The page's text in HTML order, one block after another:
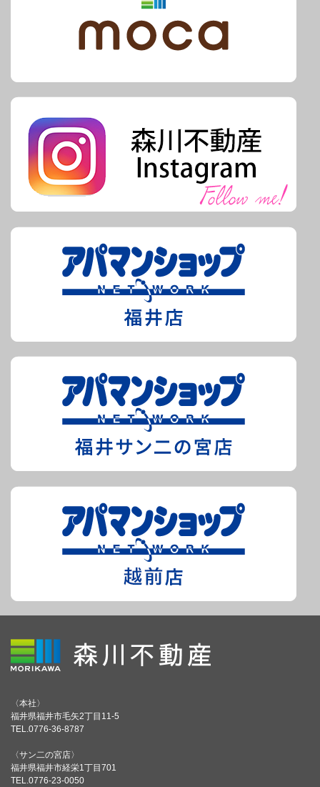
〈本社〉
福井県福井市毛矢2丁目11-5
TEL.0776-36-8787
〈サン二の宮店〉
福井県福井市経栄1丁目701
TEL.0776-23-0050